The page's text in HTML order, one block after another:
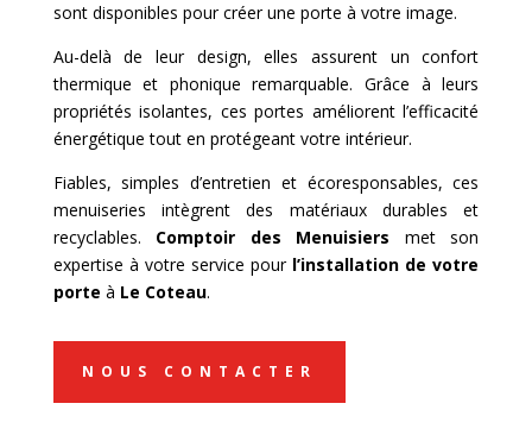
sont disponibles pour créer une porte à votre image.
Au-delà de leur design, elles assurent un confort
thermique et phonique remarquable. Grâce à leurs
propriétés isolantes, ces portes améliorent l’efficacité
énergétique tout en protégeant votre intérieur.
Fiables, simples d’entretien et écoresponsables, ces
menuiseries intègrent des matériaux durables et
recyclables. Comptoir des Menuisiers met son
expertise à votre service pour l’installation de votre
porte à Le Coteau.
NOUS CONTACTER